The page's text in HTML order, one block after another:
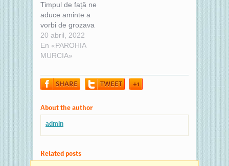
să se facă
pomenire de
femeia cea
păcătoasă care a
uns cu mir pe
Domnul, pentru…
Timpul de față ne
aduce aminte a
vorbi de grozava
crimă a celui ce a
vândut pe Hristos
Domnul, în ziua
predat de
ucenicul Său în
însă voi, care
auziți aceasta, nu
vă tânguiți pentru
Iisus cel vândut,
20 abril, 2022
En «PAROHIA
MURCIA»
SHARE TWEET +1
About the author
admin
Related posts